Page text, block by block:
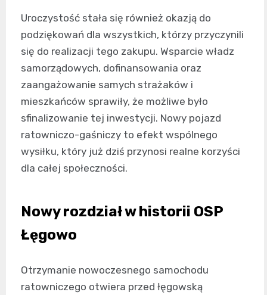
Uroczystość stała się również okazją do
podziękowań dla wszystkich, którzy przyczynili
się do realizacji tego zakupu. Wsparcie władz
samorządowych, dofinansowania oraz
zaangażowanie samych strażaków i
mieszkańców sprawiły, że możliwe było
sfinalizowanie tej inwestycji. Nowy pojazd
ratowniczo-gaśniczy to efekt wspólnego
wysiłku, który już dziś przynosi realne korzyści
dla całej społeczności.
Nowy rozdział w historii OSP
Łęgowo
Otrzymanie nowoczesnego samochodu
ratowniczego otwiera przed łęgowską